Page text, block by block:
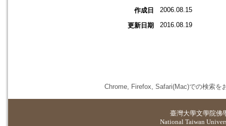
作成日 2006.08.15
更新日期 2016.08.19
Chrome, Firefox, Safari(Mac)での検索を
臺灣大學文學院佛
National Taiwan